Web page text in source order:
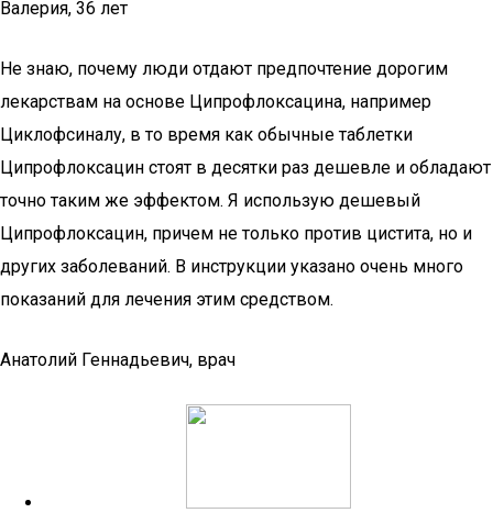
Валерия, 36 лет
Не знаю, почему люди отдают предпочтение дорогим
лекарствам на основе Ципрофлоксацина, например
Циклофсиналу, в то время как обычные таблетки
Ципрофлоксацин стоят в десятки раз дешевле и обладают
точно таким же эффектом. Я использую дешевый
Ципрофлоксацин, причем не только против цистита, но и
других заболеваний. В инструкции указано очень много
показаний для лечения этим средством.
Анатолий Геннадьевич, врач